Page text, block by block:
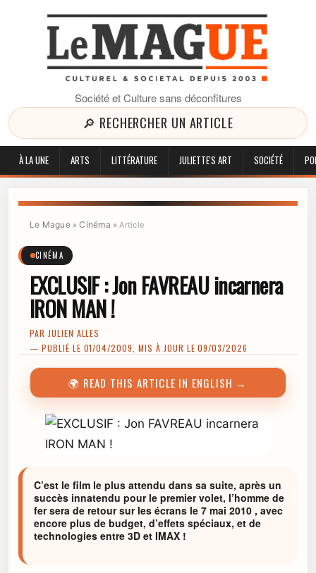
Société et Culture sans déconfitures
🔎 RECHERCHER UN ARTICLE
À LA UNE ARTS LITTÉRATURE JULIETTE'S ART SOCIÉTÉ
Le Mague»Cinéma »Article
CINÉMA
EXCLUSIF : Jon FAVREAU incarnera
IRON MAN !
PAR JULIEN ALLES
— PUBLIÉ LE 01/04/2009, MIS À JOUR LE 09/03/2026
🌍 READ THIS ARTICLE IN ENGLISH →
C’est le film le plus attendu dans sa suite, après un
succès innatendu pour le premier volet, l’homme de
fer sera de retour sur les écrans le 7 mai 2010 , avec
encore plus de budget, d’effets spéciaux, et de
technologies entre 3D et IMAX !